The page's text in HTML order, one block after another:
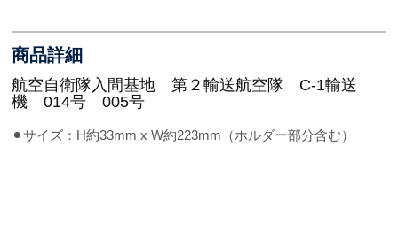
商品詳細
航空自衛隊入間基地 第２輸送航空隊 C-1輸送
機 014号 005号
⚫︎サイズ：H約33mm x W約223mm（ホルダー部分含む）